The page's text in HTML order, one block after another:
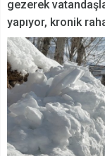
gezerek
yapıyor, kronik